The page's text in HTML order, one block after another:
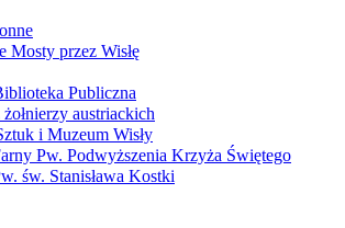
przez Wisłę
Publiczna
austriackich
i Muzeum Wisły
Pw. Podwyższenia Krzyża Świętego
św. Stanisława Kostki